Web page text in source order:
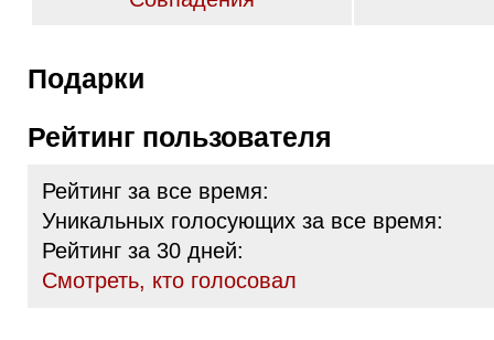
Подарки
Рейтинг пользователя
Рейтинг за все время:
Уникальных голосующих за все время:
Рейтинг за 30 дней:
Cмотреть, кто голосовал